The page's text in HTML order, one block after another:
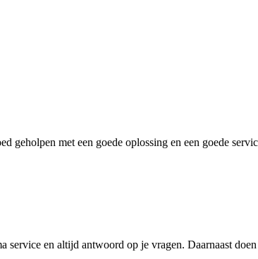
geholpen met een goede oplossing en een goede
service en altijd antwoord op je vragen. Daarnaast